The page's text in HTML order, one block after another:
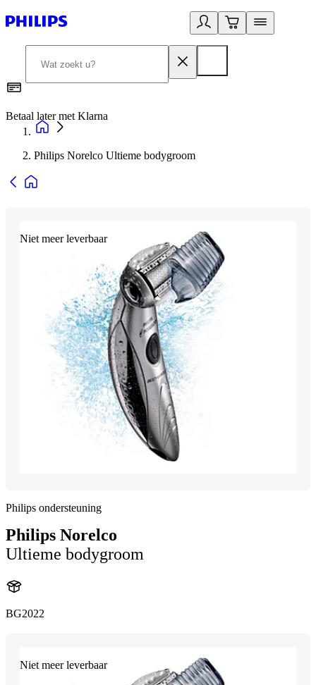
Betaal later met Klarna
Philips Norelco Ultieme bodygroom
Niet meer leverbaar
Philips ondersteuning
Philips Norelco
Ultieme bodygroom
BG2022
Niet meer leverbaar